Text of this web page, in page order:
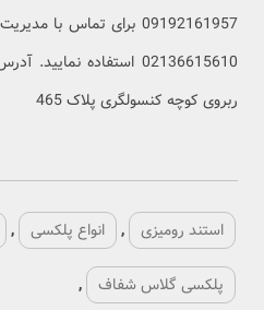
09192161957 برای تماس
02136615610 استفاده
ربروی کوچه کنسولگری پلاک 465
استند رومیزی , انواع پلکسی ,
پلکسی گلاس شفاف ,